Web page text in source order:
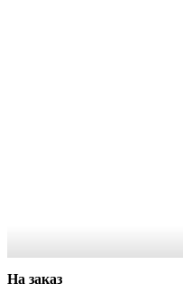
На заказ